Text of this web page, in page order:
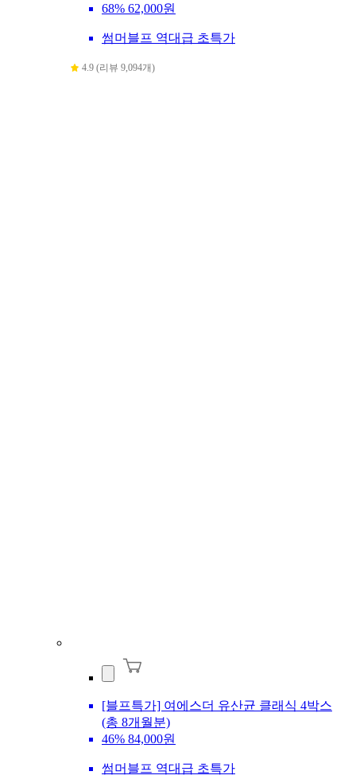
68% 62,000원
썸머블프 역대급 초특가
4.9 (리뷰 9,094개)
[블프특가] 여에스더 유산균 클래식 4박스
(총 8개월분)
46% 84,000원
썸머블프 역대급 초특가